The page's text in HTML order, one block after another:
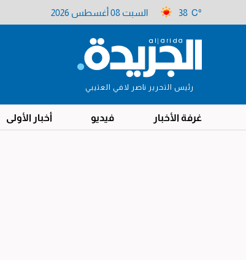
38 C° السبت 08 أغسطس 2026
رئيس التحرير ناصر لافي العتيبي
غرفة الأخبار فيديو أخبار الأولى